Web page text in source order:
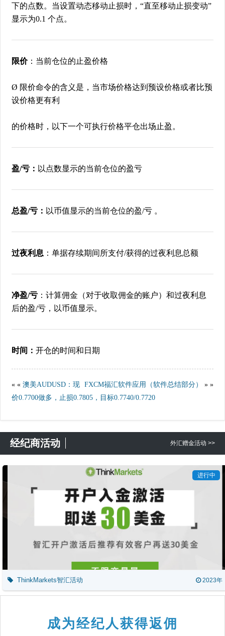
下的点数。当设置动态移动止损时，“直至移动止损变动”
显示为0.1 个点。
限价：当前仓位的止盈价格
Ø 限价命令的含义是，当市场价格达到预设价格或者比预
设价格更有利
的价格时，以下一个可执行价格平仓出场止盈。
盈/亏： 以点数显示的当前仓位的盈亏
总盈/亏： 以币值显示的当前仓位的盈/亏 。
过夜利息 ：单据存续期间所支付/获得的过夜利息总额
净盈/亏 ：计算佣金（对于收取佣金的账户）和过夜利息
后的盈/亏，以币值显示。
时间：开仓的时间和日期
FXCM福汇软件应用（软件总结部分） » »
« «澳美AUDUSD：现
价0.7700做多，止损0.7805，目标0.7740/0.7720
经纪商活动 外汇赠金活动 >>
进行中
ThinkMarkets智汇活动 2023年
成为经纪人获得返佣